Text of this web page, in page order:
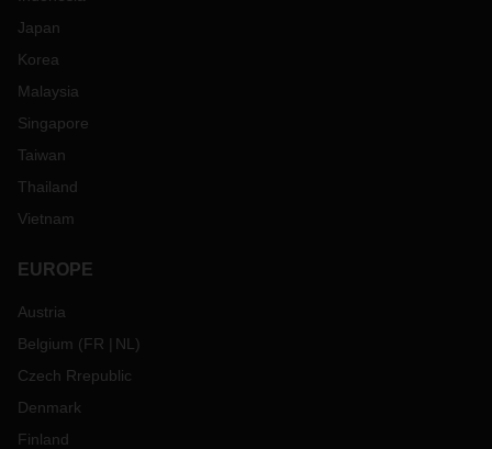
Japan
Korea
Malaysia
Singapore
Taiwan
Thailand
Vietnam
EUROPE
Austria
Belgium (FR NL )
Czech Rrepublic
Denmark
Finland